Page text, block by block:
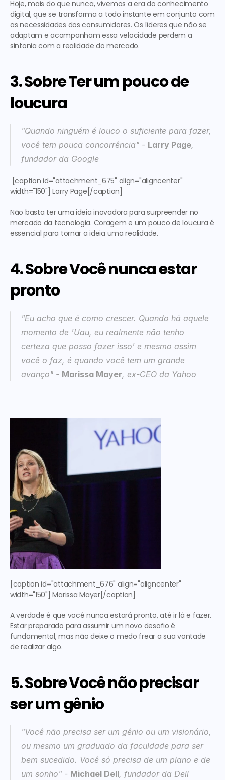
Hoje, mais do que nunca, vivemos a era do conhecimento
digital, que se transforma a todo instante em conjunto com
as necessidades dos consumidores. Os líderes que não se
adaptam e acompanham essa velocidade perdem a
sintonia com a realidade do mercado.
3. Sobre Ter um pouco de
loucura
"Quando ninguém é louco o suficiente para fazer,
você tem pouca concorrência" - Larry Page,
fundador da Google
width="150"] Larry Page[/caption]
Não basta ter uma ideia inovadora para surpreender no
mercado da tecnologia. Coragem e um pouco de loucura é
essencial para tornar a ideia uma realidade.
4. Sobre Você nunca estar
pronto
"Eu acho que é como crescer. Quando há aquele
momento de 'Uau, eu realmente não tenho
certeza que posso fazer isso' e mesmo assim
você o faz, é quando você tem um grande
avanço" - Marissa Mayer, ex-CEO da Yahoo
[caption id="attachment_676" align="aligncenter"
width="150"] Marissa Mayer[/caption]
A verdade é que você nunca estará pronto, até ir lá e fazer.
Estar preparado para assumir um novo desafio é
fundamental, mas não deixe o medo frear a sua vontade
de realizar algo.
5. Sobre Você não precisar
ser um gênio
"Você não precisa ser um gênio ou um visionário,
ou mesmo um graduado da faculdade para ser
bem sucedido. Você só precisa de um plano e de
um sonho" - Michael Dell, fundador da Dell